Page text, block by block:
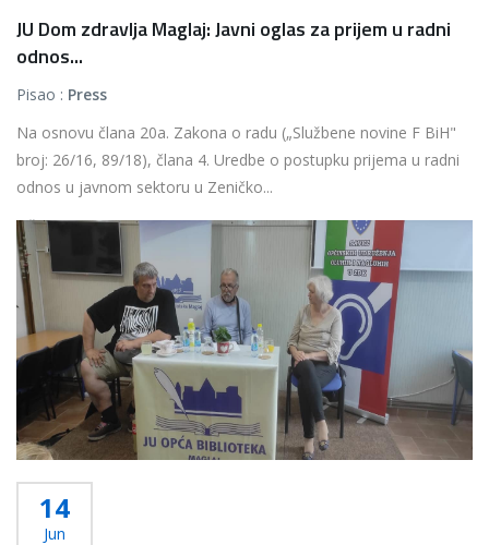
JU Dom zdravlja Maglaj: Javni oglas za prijem u radni
odnos...
Pisao : Press
Na osnovu člana 20a. Zakona o radu („Službene novine F BiH"
broj: 26/16, 89/18), člana 4. Uredbe o postupku prijema u radni
odnos u javnom sektoru u Zeničko...
Više...
14
Jun